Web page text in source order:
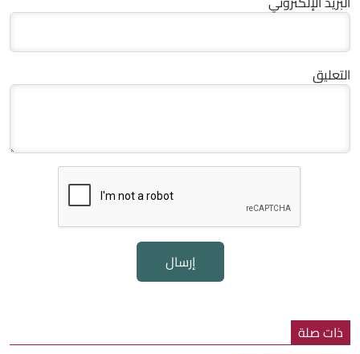
التعليق
إرسال
ذات صلة